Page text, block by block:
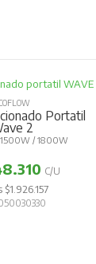
Portatil
2
1500W / 1800W
C/U